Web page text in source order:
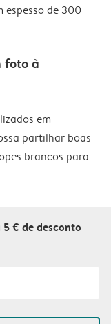
espesso de 300
foto à
em
partilhar boas
brancos para
€ de desconto